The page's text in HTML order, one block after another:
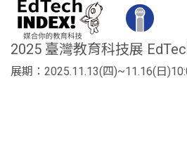
2025 臺灣教育科技展
展期：2025.11.13(四)~11.16(日